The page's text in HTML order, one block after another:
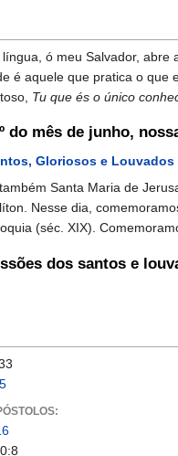
ó meu Salvador,
é aquele que pratica o
Tu que és o único
do mês de junho,
Gloriosos e
Santa Maria de
Nesse dia,
(séc. XIX).
dos santos e